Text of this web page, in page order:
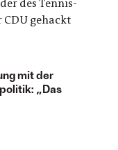
des Tennis-
gehackt
mit der
„Das